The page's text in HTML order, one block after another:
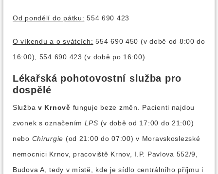
Od pondělí do pátku: 554 690 423
O víkendu a o svátcích: 554 690 450 (v době od 8:00 do
16:00), 554 690 423 (v době po 16:00)
Lékařská pohotovostní služba pro
dospělé
Službav Krnově funguje beze změn. Pacienti najdou
zvonek s označením LPS (v době od 17:00 do 21:00)
nebo Chirurgie (od 21:00 do 07:00) v Moravskoslezské
nemocnici Krnov, pracoviště Krnov, I.P. Pavlova 552/9,
Budova A, tedy v místě, kde je sídlo centrálního příjmu i